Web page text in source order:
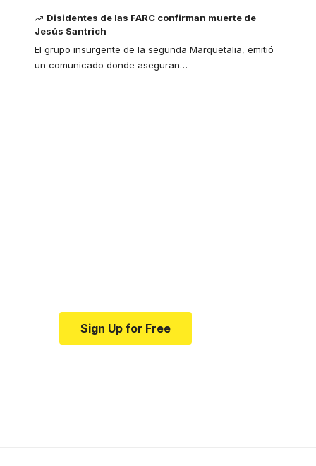
Disidentes de las FARC confirman muerte de
Jesús Santrich
El grupo insurgente de la segunda Marquetalia, emitió
un comunicado donde aseguran…
Sign Up for Free